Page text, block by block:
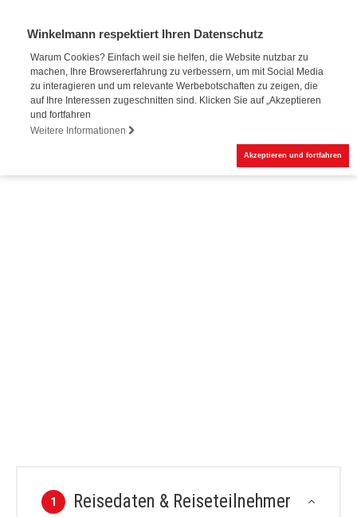
Winkelmann respektiert Ihren Datenschutz
Warum Cookies? Einfach weil sie helfen, die Website nutzbar zu
machen, Ihre Browsererfahrung zu verbessern, um mit Social Media
zu interagieren und um relevante Werbebotschaften zu zeigen, die
auf Ihre Interessen zugeschnitten sind. Klicken Sie auf „Akzeptieren
und fortfahren
Weitere Informationen
Akzeptieren und fortfahren
Online-Buchung
1 Reisedaten & Reiseteilnehmer